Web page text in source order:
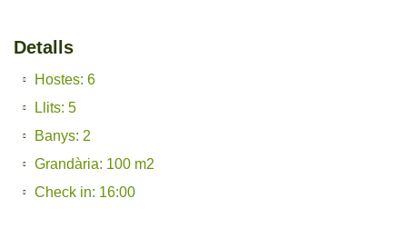
Detalls
Hostes: 6
Llits: 5
Banys: 2
Grandària: 100 m2
Check in: 16:00